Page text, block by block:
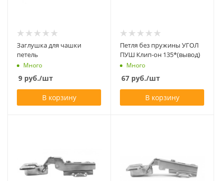
Заглушка для чашки
петель
Много
9 руб./шт
В корзину
Петля без пружины УГОЛ
ПУШ Клип-он 135*(вывод)
Много
67 руб./шт
В корзину